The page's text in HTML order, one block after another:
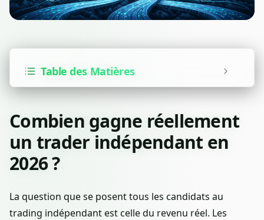
Table des Matières
Combien gagne réellement
un trader indépendant en
2026 ?
La question que se posent tous les candidats au
trading indépendant est celle du revenu réel. Les